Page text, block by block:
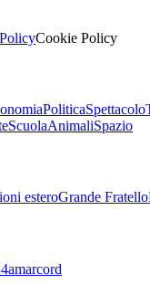
Cookie Policy
PoliticaSpettacolo
ScuolaAnimaliSpazio
esteroGrande Fratello